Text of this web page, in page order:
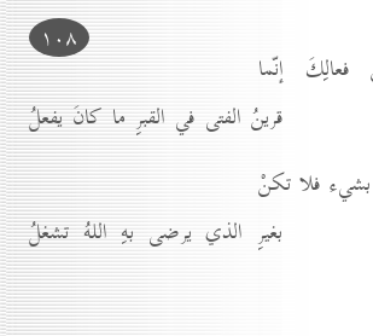
۱٠۸
إنّما
قرينُ الفتى في القبرِ ما كانَ يفعلُ
فلا تكنْ
بغيرِ الذي يرضى بهِ اللهُ تشغلُ